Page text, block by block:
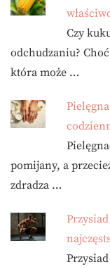
Czy
odchudzaniu?
która może …
pomijany, a
zdradza …